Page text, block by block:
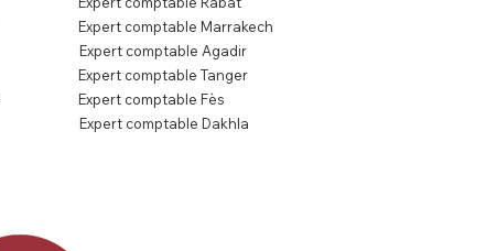
Expert comptable Marrakech
Expert comptable Agadir
Expert comptable Tanger
Expert comptable Fès
Expert comptable Dakhla